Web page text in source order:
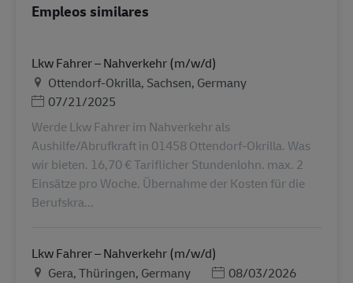
Empleos similares
Lkw Fahrer – Nahverkehr (m/w/d)
Ubicación
Ottendorf-Okrilla, Sachsen, Germany
Posted Date
07/21/2025
Werde Lkw Fahrer im Nahverkehr als
Aushilfe/Abrufkraft in 01458 Ottendorf-Okrilla. Was
wir bieten. 16,70 € Tariflicher Stundenlohn. max. 2
Einsätze pro Woche. Übernahme der Kosten für die
Berufskra...
Lkw Fahrer – Nahverkehr (m/w/d)
Ubicación
Gera, Thüringen, Germany Posted Date
08/03/2026